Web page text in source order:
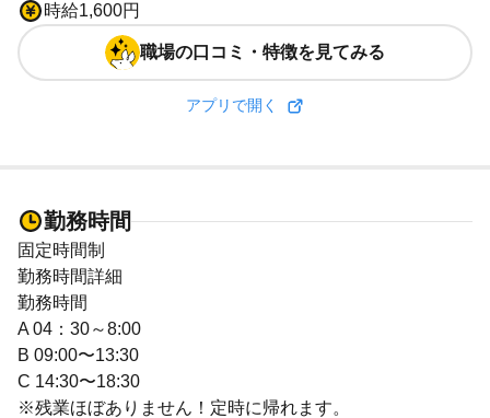
時給1,600円
職場の口コミ・特徴を見てみる
アプリで開く
勤務時間
固定時間制
勤務時間詳細
勤務時間
A 04：30～8:00
B 09:00〜13:30
C 14:30〜18:30
※残業ほぼありません！定時に帰れます。